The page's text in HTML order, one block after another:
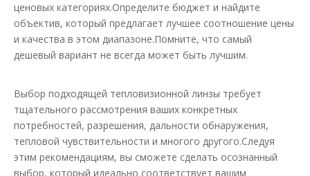
ценовых категориях.Определите бюджет и найдите
объектив, который предлагает лучшее соотношение цены
и качества в этом диапазоне.Помните, что самый
дешевый вариант не всегда может быть лучшим.
Выбор подходящей тепловизионной линзы требует
тщательного рассмотрения ваших конкретных
потребностей, разрешения, дальности обнаружения,
тепловой чувствительности и многого другого.Следуя
этим рекомендациям, вы сможете сделать осознанный
выбор, который идеально соответствует вашим